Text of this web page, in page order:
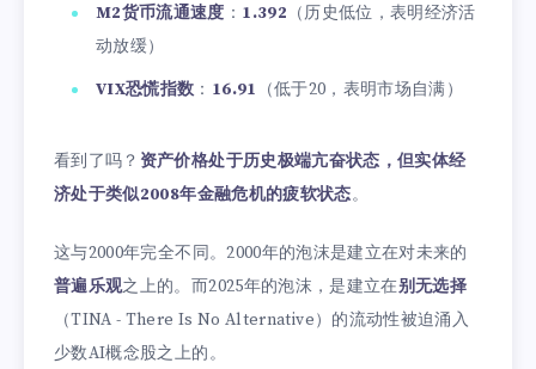
M2货币流通速度 ： 1.392 （历史低位，表明经济活
动放缓）
VIX恐慌指数： 16.91 （低于20，表明市场自满）
看到了吗？ 资产价格处于历史极端亢奋状态，但实体经
济处于类似2008年金融危机的疲软状态。
这与2000年完全不同。2000年的泡沫是建立在对未来的
普遍乐观之上的。而2025年的泡沫，是建立在别无选择
（TINA - There Is No Alternative）的流动性被迫涌入
少数AI概念股之上的。